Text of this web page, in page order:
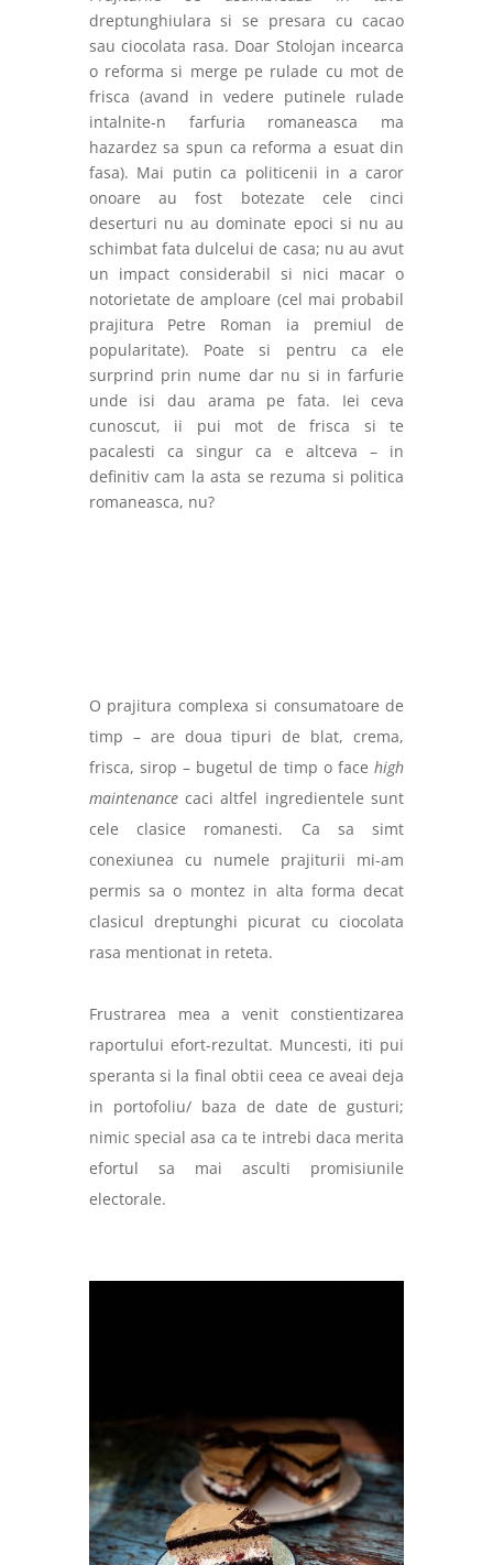
dreptunghiulara si se presara cu cacao
sau ciocolata rasa. Doar Stolojan incearca
o reforma si merge pe rulade cu mot de
frisca (avand in vedere putinele rulade
intalnite-n farfuria romaneasca ma
hazardez sa spun ca reforma a esuat din
fasa). Mai putin ca politicenii in a caror
onoare au fost botezate cele cinci
deserturi nu au dominate epoci si nu au
schimbat fata dulcelui de casa; nu au avut
un impact considerabil si nici macar o
notorietate de amploare (cel mai probabil
prajitura Petre Roman ia premiul de
popularitate). Poate si pentru ca ele
surprind prin nume dar nu si in farfurie
unde isi dau arama pe fata. Iei ceva
cunoscut, ii pui mot de frisca si te
pacalesti ca singur ca e altceva – in
definitiv cam la asta se rezuma si politica
romaneasca, nu?
O prajitura complexa si consumatoare de
timp – are doua tipuri de blat, crema,
frisca, sirop – bugetul de timp o facehigh
maintenancecaci altfel ingredientele sunt
cele clasice romanesti. Ca sa simt
conexiunea cu numele prajiturii mi-am
permis sa o montez in alta forma decat
clasicul dreptunghi picurat cu ciocolata
rasa mentionat in reteta.
Frustrarea mea a venit constientizarea
raportului efort-rezultat. Muncesti, iti pui
speranta si la final obtii ceea ce aveai deja
in portofoliu/ baza de date de gusturi;
nimic special asa ca te intrebi daca merita
efortul sa mai asculti promisiunile
electorale.